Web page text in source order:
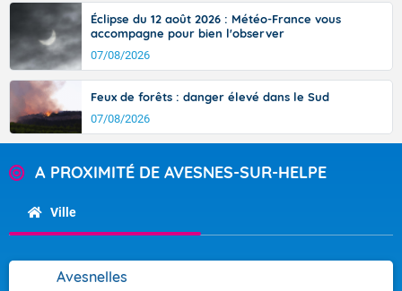
Éclipse du 12 août 2026 : Météo-France vous
accompagne pour bien l'observer
07/08/2026
Feux de forêts : danger élevé dans le Sud
07/08/2026
A PROXIMITÉ DE AVESNES-SUR-HELPE
Ville
Avesnelles